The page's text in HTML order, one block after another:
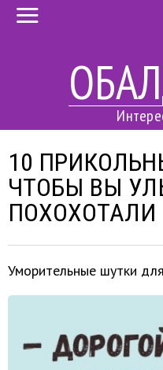
10
ЧТОБЫ ВЫ
ПОХОХОТАЛИ
Уморительные шутки